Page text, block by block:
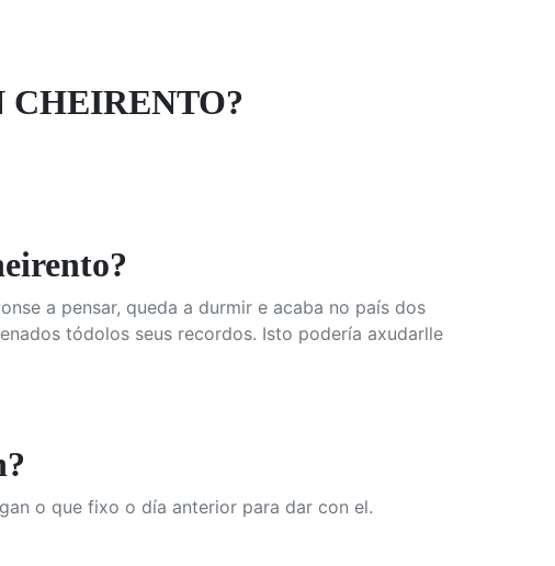
CHEIRENTO?
a pensar, queda a durmir e acaba no país dos
tódolos seus recordos. Isto podería axudarlle
o que fixo o día anterior para dar con el.